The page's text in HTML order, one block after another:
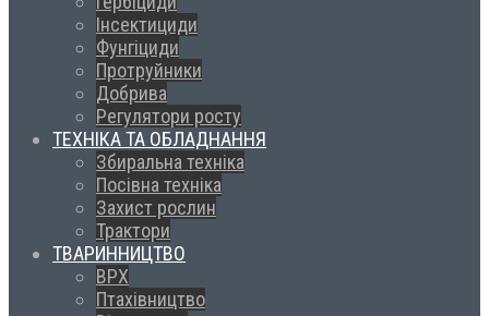
Інсектициди
Фунгіциди
Протруйники
Добрива
Регулятори росту
ТЕХНІКА ТА ОБЛАДНАННЯ
Збиральна техніка
Посівна техніка
Захист рослин
Трактори
ТВАРИННИЦТВО
ВРХ
Птахівництво